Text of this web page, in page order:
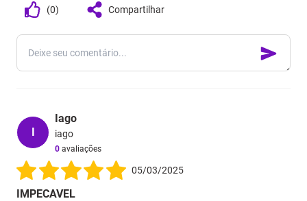
(0) Compartilhar
Iago
iago
0 avaliações
05/03/2025
IMPECAVEL